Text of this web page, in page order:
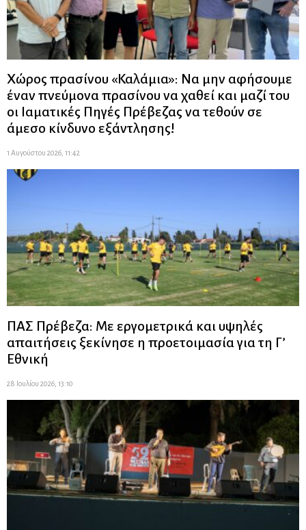
Χώρος πρασίνου «Καλάμια»: Να μην αφήσουμε
έναν πνεύμονα πρασίνου να χαθεί και μαζί του
οι Ιαματικές Πηγές Πρέβεζας να τεθούν σε
άμεσο κίνδυνο εξάντλησης!
1 Αυγούστου 2026, 11:42
ΠΑΣ Πρέβεζα: Με εργομετρικά και υψηλές
απαιτήσεις ξεκίνησε η προετοιμασία για τη Γ’
Εθνική
28 Ιουλίου 2026, 13:10